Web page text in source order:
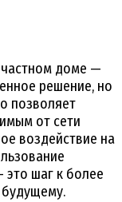
частном доме —
решение, но
позволяет
от сети
воздействие на
шаг к более